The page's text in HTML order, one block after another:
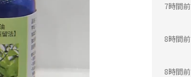
7時間前
8時間前
8時間前